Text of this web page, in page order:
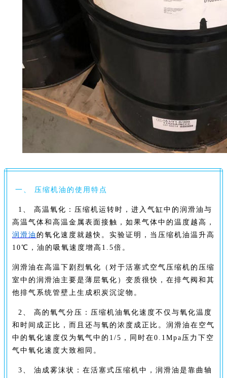
一、 压缩机油的使用特点
1、 高温氧化：压缩机运转时，进入气缸中的润滑油与
高温气体和高温金属表面接触，如果气体中的温度越高，
润滑油 的氧化速度就越快。实验证明，当压缩机油温升高
10℃，油的吸氧速度增高1.5倍。
润滑油在高温下剧烈氧化（对于活塞式空气压缩机的压缩
室中的润滑油主要是薄层氧化）变质很快，在排气阀和其
他排气系统管壁上生成积炭沉淀物。
2、 高的氧气分压：压缩机油氧化速度不仅与氧化温度
和时间成正比，而且还与氧的浓度成正比。润滑油在空气
中的氧化速度仅为氧气中的1/5，同时在0.1Mpa压力下空
气中氧化速度大致相同。
3、 油成雾沫状：在活塞式压缩机中，润滑油是靠曲轴